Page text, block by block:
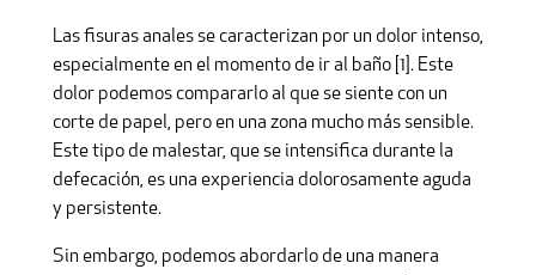
Las fisuras anales se caracterizan por un dolor intenso,
especialmente en el momento de ir al baño [1]. Este
dolor podemos compararlo al que se siente con un
corte de papel, pero en una zona mucho más sensible.
Este tipo de malestar, que se intensifica durante la
defecación, es una experiencia dolorosamente aguda
y persistente.
Sin embargo, podemos abordarlo de una manera